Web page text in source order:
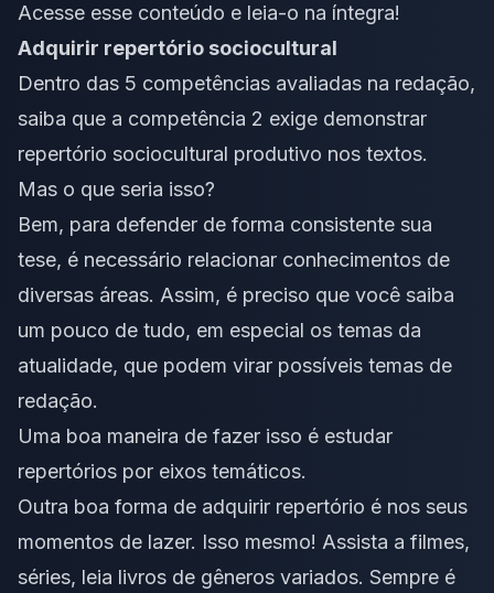
Acesse esse conteúdo e leia-o na íntegra!
Adquirir repertório sociocultural
Dentro das 5 competências avaliadas na redação,
saiba que a competência 2 exige demonstrar
repertório sociocultural produtivo nos textos.
Mas o que seria isso?
Bem, para defender de forma consistente sua
tese, é necessário relacionar conhecimentos de
diversas áreas. Assim, é preciso que você saiba
um pouco de tudo, em especial os temas da
atualidade, que podem virar possíveis temas de
redação.
Uma boa maneira de fazer isso é estudar
repertórios por eixos temáticos.
Outra boa forma de adquirir repertório é nos seus
momentos de lazer. Isso mesmo! Assista a filmes,
séries, leia livros de gêneros variados. Sempre é